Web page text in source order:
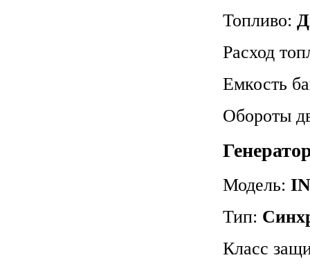
Топливо:
Расход
Емкость
Обороты
Модель:
Тип:
Класс